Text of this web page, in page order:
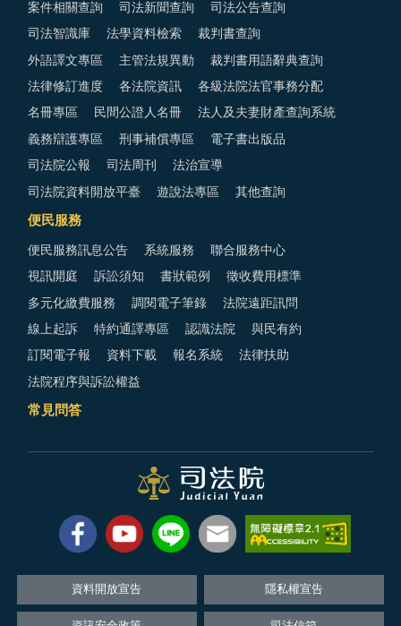
案件相關查詢 司法新聞查詢 司法公告查詢
司法智識庫 法學資料檢索 裁判書查詢
外語譯文專區 主管法規異動 裁判書用語辭典查詢
法律修訂進度 各法院資訊 各級法院法官事務分配
名冊專區 民間公證人名冊 法人及夫妻財產查詢系統
義務辯護專區 刑事補償專區 電子書出版品
司法院公報 司法周刊 法治宣導
司法院資料開放平臺 遊說法專區 其他查詢
便民服務
便民服務訊息公告 系統服務 聯合服務中心
視訊開庭 訴訟須知 書狀範例 徵收費用標準
多元化繳費服務 調閱電子筆錄 法院遠距訊問
線上起訴 特約通譯專區 認識法院 與民有約
訂閱電子報 資料下載 報名系統 法律扶助
法院程序與訴訟權益
常見問答
資料開放宣告 隱私權宣告